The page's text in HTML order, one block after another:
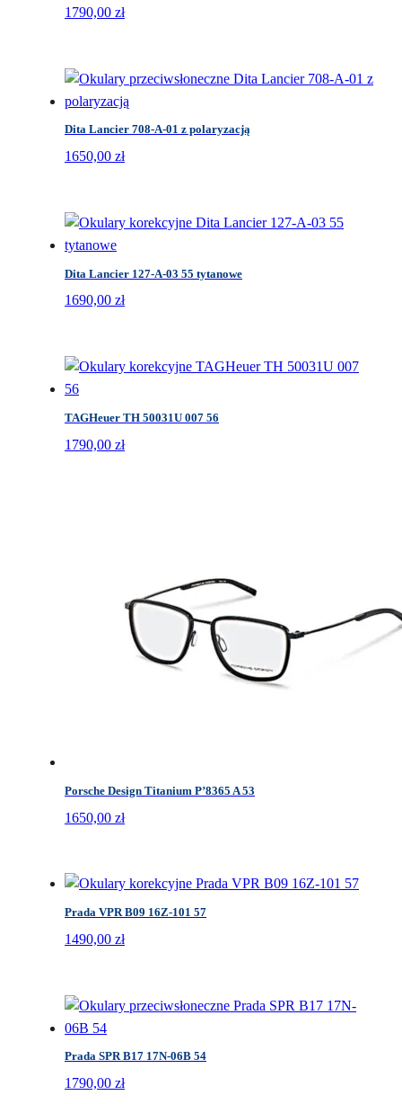
1790,00 zł
Dita Lancier 708-A-01 z polaryzacją
1650,00 zł
Dita Lancier 127-A-03 55 tytanowe
1690,00 zł
TAGHeuer TH 50031U 007 56
1790,00 zł
Porsche Design Titanium P’8365 A 53
1650,00 zł
Prada VPR B09 16Z-101 57
1490,00 zł
Prada SPR B17 17N-06B 54
1790,00 zł